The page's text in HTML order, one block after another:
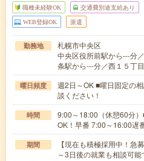
職種未経験OK 交通費別途支給あり
WEB登録OK 派遣
勤務地
札幌市中央区
中央区役所前駅から---分
条駅から---分／西１５丁
曜日頻度
週2日～OK ■曜日固定の
談ください！
時間
9:00～18:00（休憩60分
OK！早番 7:00～16:00遅
期間
【現在も積極採用中！
～3日後の就業も相談可能